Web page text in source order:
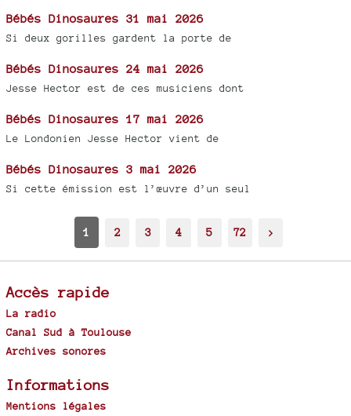
Bébés Dinosaures 31 mai 2026
Si deux gorilles gardent la porte de
Bébés Dinosaures 24 mai 2026
Jesse Hector est de ces musiciens dont
Bébés Dinosaures 17 mai 2026
Le Londonien Jesse Hector vient de
Bébés Dinosaures 3 mai 2026
Si cette émission est l’œuvre d’un seul
1 2 3 4 5 72 >
Accès rapide
La radio
Canal Sud à Toulouse
Archives sonores
Informations
Mentions légales